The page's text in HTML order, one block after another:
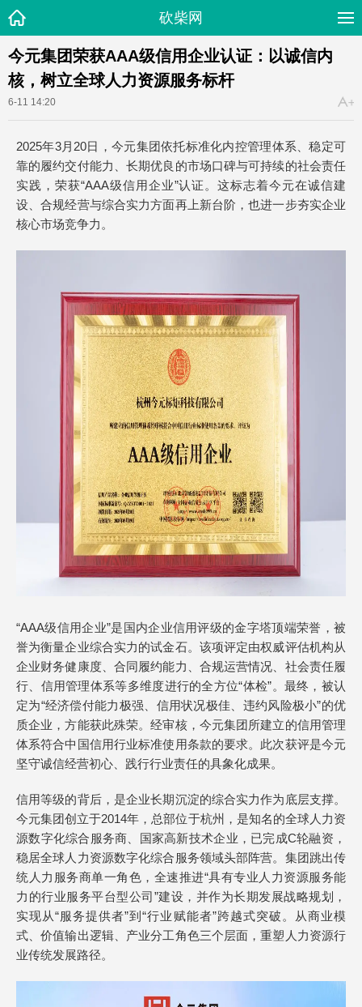
砍柴网
今元集团荣获AAA级信用企业认证：以诚信内
核，树立全球人力资源服务标杆
6-11 14:20
2025年3月20日，今元集团依托标准化内控管理体系、稳定可
靠的履约交付能力、长期优良的市场口碑与可持续的社会责任
实践，荣获“AAA级信用企业”认证。这标志着今元在诚信建
设、合规经营与综合实力方面再上新台阶，也进一步夯实企业
核心市场竞争力。
“AAA级信用企业”是国内企业信用评级的金字塔顶端荣誉，被
誉为衡量企业综合实力的试金石。该项评定由权威评估机构从
企业财务健康度、合同履约能力、合规运营情况、社会责任履
行、信用管理体系等多维度进行的全方位“体检”。最终，被认
定为“经济偿付能力极强、信用状况极佳、违约风险极小”的优
质企业，方能获此殊荣。经审核，今元集团所建立的信用管理
体系符合中国信用行业标准使用条款的要求。此次获评是今元
坚守诚信经营初心、践行行业责任的具象化成果。
信用等级的背后，是企业长期沉淀的综合实力作为底层支撑。
今元集团创立于2014年，总部位于杭州，是知名的全球人力资
源数字化综合服务商、国家高新技术企业，已完成C轮融资，
稳居全球人力资源数字化综合服务领域头部阵营。集团跳出传
统人力服务商单一角色，全速推进“具有专业人力资源服务能
力的行业服务平台型公司”建设，并作为长期发展战略规划，
实现从“服务提供者”到“行业赋能者”跨越式突破。从商业模
式、价值输出逻辑、产业分工角色三个层面，重塑人力资源行
业传统发展路径。